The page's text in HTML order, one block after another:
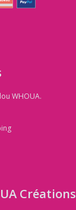
WHOUA.
Créations